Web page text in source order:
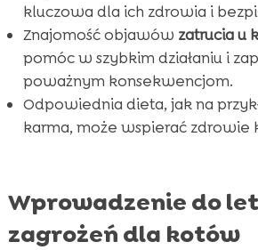
kluczowa dla ich zdrowia i
Znajomość objawów zatrucia u
pomóc w szybkim działaniu i
poważnym konsekwencjom.
Odpowiednia dieta, jak na
karma, może wspierać zdrowie
Wprowadzenie do
zagrożeń dla kotów